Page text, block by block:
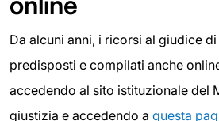
Da alcuni anni, i ricorsi al giudice
predisposti e compilati anche
accedendo al sito istituzionale del
giustizia e accedendo a questa